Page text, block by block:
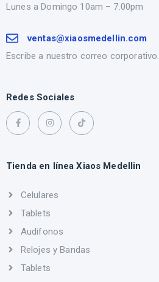
Lunes a Domingo 10am – 7.00pm
ventas@xiaosmedellin.com
Escribe a nuestro correo corporativo.
Redes Sociales
Tienda en línea Xiaos Medellin
Celulares
Tablets
Audifonos
Relojes y Bandas
Tablets